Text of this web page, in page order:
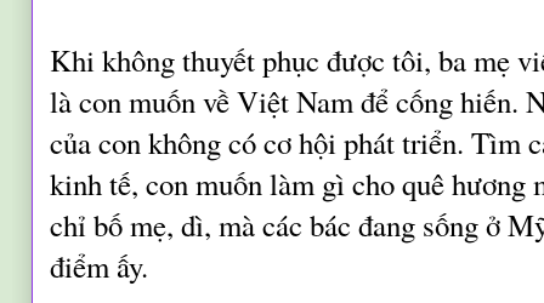
Khi không thuyết phục được tôi, ba mẹ
là con muốn về Việt Nam để cống hiến.
của con không có cơ hội phát triển. Tìm
kinh tế, con muốn làm gì cho quê hương
chỉ bố mẹ, dì, mà các bác đang sống ở
điểm ấy.